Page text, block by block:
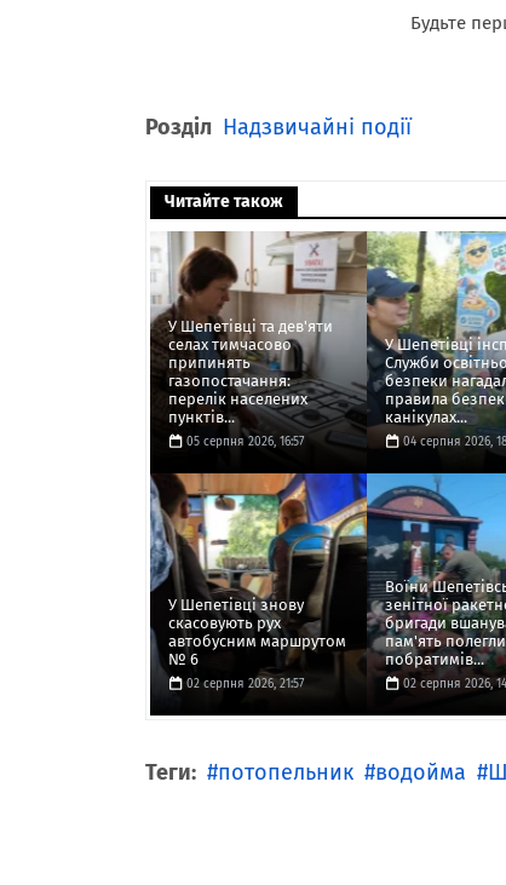
Будьте
Розділ Надзвичайні події
Читайте також
У Шепетівці та дев'яти
селах тимчасово
припинять
газопостачання:
перелік населених
пунктів...
05 серпня 2026, 16:57
У Шепетівці
Служби
безпеки
правила
канікулах...
04 серпня 2026,
У Шепетівці знову
скасовують рух
автобусним маршрутом
№ 6
02 серпня 2026, 21:57
Воїни
зенітної
бригади
пам'ять
побратимів...
02 серпня 2026,
Теги: потопельник водойма